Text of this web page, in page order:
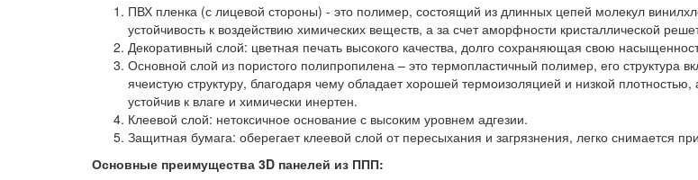
ПВХ пленка (с лицевой стороны) - это полимер, состоящий из длинных цепей молекул
устойчивость к воздействию химических веществ, а за счет аморфности кристаллической
Декоративный слой: цветная печать высокого качества, долго сохраняющая свою
Основной слой из пористого полипропилена – это термопластичный полимер, его
ячеистую структуру, благодаря чему обладает хорошей термоизоляцией и низкой
устойчив к влаге и химически инертен.
Клеевой слой: нетоксичное основание с высоким уровнем адгезии.
Защитная бумага: оберегает клеевой слой от пересыхания и загрязнения, легко снимается
Основные преимущества 3D панелей из ППП: